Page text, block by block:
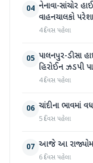
04 નેનાવા-સાંચોર
વાહનચાલકો
4 દિવસ પહેલા
05 પાલનપુર-ડીસા
હિરોઈન ઝડપી
4 દિવસ પહેલા
06 ચાંદીના ભાવમાં
5 દિવસ પહેલા
07 આજે આ રાજ્યોમાં
6 દિવસ પહેલા